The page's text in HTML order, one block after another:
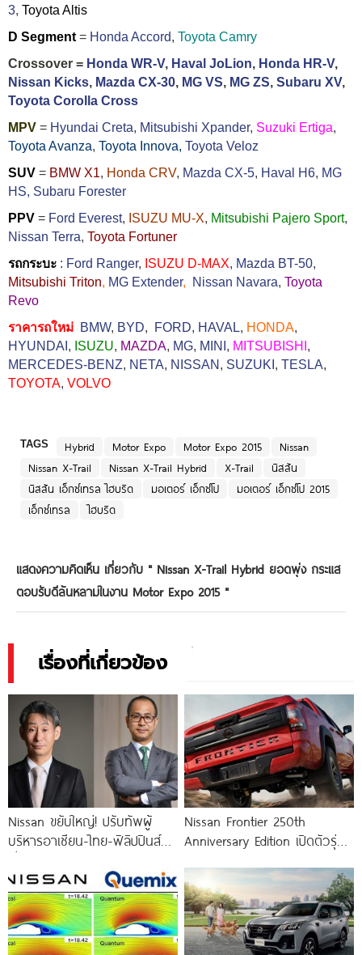
3, Toyota Altis
D Segment = Honda Accord, Toyota Camry
Crossover = Honda WR-V, Haval JoLion, Honda HR-V,
Nissan Kicks, Mazda CX-30, MG VS, MG ZS, Subaru XV,
Toyota Corolla Cross
MPV = Hyundai Creta, Mitsubishi Xpander, Suzuki Ertiga,
Toyota Avanza, Toyota Innova, Toyota Veloz
SUV = BMW X1, Honda CRV, Mazda CX-5, Haval H6, MG
HS, Subaru Forester
PPV = Ford Everest, ISUZU MU-X, Mitsubishi Pajero Sport,
Nissan Terra, Toyota Fortuner
รถกระบะ : Ford Ranger, ISUZU D-MAX, Mazda BT-50,
Mitsubishi Triton, MG Extender, Nissan Navara, Toyota
Revo
ราคารถใหม่ BMW, BYD, FORD, HAVAL, HONDA,
HYUNDAI , ISUZU, MAZDA, MG, MINI , MITSUBISHI ,
MERCEDES-BENZ, NETA, NISSAN , SUZUKI , TESLA,
TOYOTA, VOLVO
TAGS Hybrid Motor Expo Motor Expo 2015
Nissan
Nissan X-Trail
Nissan X-Trail Hybrid X-Trail
นิสสัน
นิสสัน เอ็กซ์เทรล ไฮบริด
มอเตอร์ เอ็กซ์โป
มอเตอร์ เอ็กซ์โป 2015
เอ็กซ์เทรล
ไฮบริด
แสดงความคิดเห็น เกี่ยวกับ " Nissan X-Trail Hybrid ยอดพุ่ง กระแส
ตอบรับดีล้นหลามในงาน Motor Expo 2015"
เรื่องที่เกี่ยวข้อง
Nissan ขยับใหญ่! ปรับทัพผู้
บริหารอาเซียน-ไทย-ฟิลิปปินส์
Nissan Frontier 250th
Anniversary Edition เปิดตัวรุ่น
ผลิตเพียง